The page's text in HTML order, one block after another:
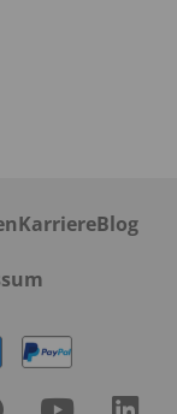
KarriereBlog